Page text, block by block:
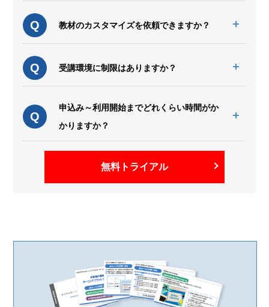
Q 教材のカスタマイズを依頼できますか？
Q 受講環境に制限はありますか？
Q
申込み～利用開始までどれくらい時間がか
かりますか？
無料トライアル